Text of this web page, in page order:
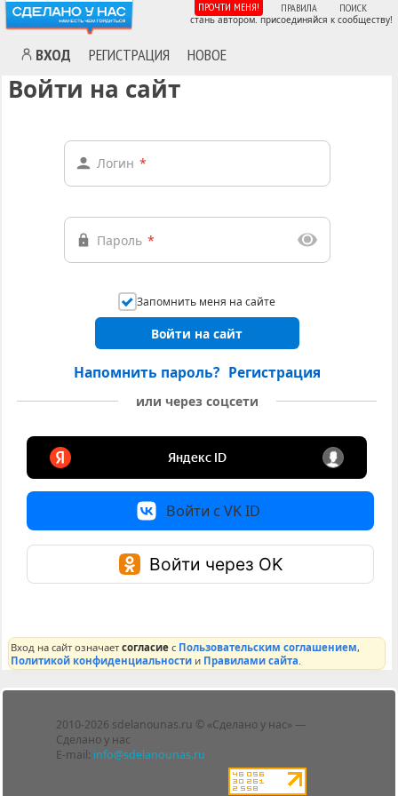
ВХОД РЕГИСТРАЦИЯ НОВОЕ
ПРОЧТИ МЕНЯ! ПРАВИЛА ПОИСК
стань автором. присоединяйся к сообществу!
Войти на сайт
Логин *
Пароль *
Запомнить меня на сайте
Войти на сайт
Напомнить пароль? Регистрация
или через соцсети
Войти с VK ID
Войти через OK
Вход на сайт означаетсогласие с Пользовательским соглашением,
Политикой конфиденциальности и Правилами сайта
2010-2026 sdelanounas.ru © «Сделано у нас» —
Сделано у нас
E-mail: info@sdelanounas.ru
Блоги
Люди
Политика